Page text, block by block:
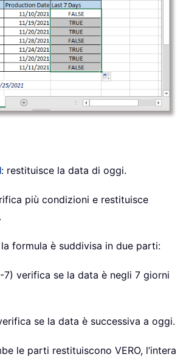
: restituisce la data di oggi.
più condizioni e restituisce
formula è suddivisa in due parti:
7) verifica se la data è negli 7 giorni
se la data è successiva a oggi.
le parti restituiscono VERO, l’intera